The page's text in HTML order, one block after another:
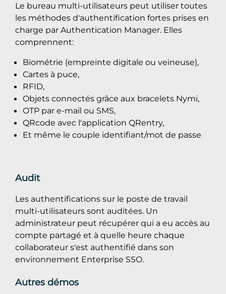
Le bureau multi-utilisateurs peut utiliser toutes
les méthodes d'authentification fortes prises en
charge par Authentication Manager. Elles
comprennent:
Biométrie (empreinte digitale ou veineuse),
Cartes à puce,
RFID,
Objets connectés grâce aux bracelets Nymi,
OTP par e-mail ou SMS,
QRcode avec l'application QRentry,
Et même le couple identifiant/mot de passe
Audit
Les authentifications sur le poste de travail
multi-utilisateurs sont auditées. Un
administrateur peut récupérer qui a eu accès au
compte partagé et à quelle heure chaque
collaborateur s'est authentifié dans son
environnement Enterprise SSO.
Autres démos